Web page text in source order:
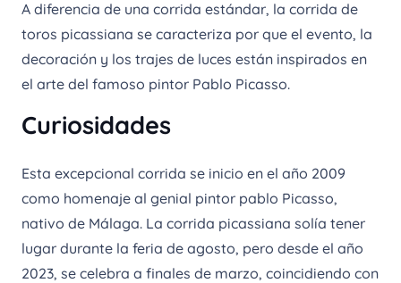
A diferencia de una corrida estándar, la corrida de
toros picassiana se caracteriza por que el evento, la
decoración y los trajes de luces están inspirados en
el arte del famoso pintor Pablo Picasso.
Curiosidades
Esta excepcional corrida se inicio en el año 2009
como homenaje al genial pintor pablo Picasso,
nativo de Málaga. La corrida picassiana solía tener
lugar durante la feria de agosto, pero desde el año
2023, se celebra a finales de marzo, coincidiendo con